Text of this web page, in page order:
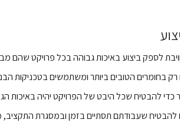
לספק ביצוע באיכות גבוהה בכל פרויקט שהם
בחומרים הטובים ביותר ומשתמשים בטכניקות
כדי להבטיח שכל היבט של הפרויקט יהיה באיכות
להבטיח שעבודתם תסתיים בזמן ובמסגרת